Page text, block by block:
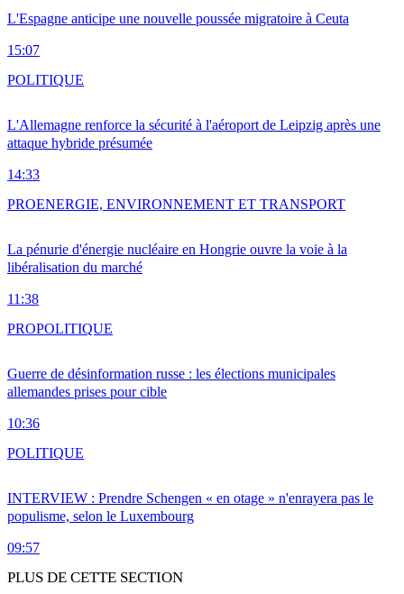
L'Espagne anticipe une nouvelle poussée migratoire à Ceuta
15:07
L'Allemagne renforce la sécurité à l'aéroport de Leipzig après une
attaque hybride présumée
14:33
POLITIQUE
La pénurie d'énergie nucléaire en Hongrie ouvre la voie à la
libéralisation du marché
11:38
PROENERGIE, ENVIRONNEMENT ET TRANSPORT
Guerre de désinformation russe : les élections municipales
allemandes prises pour cible
10:36
PROPOLITIQUE
INTERVIEW : Prendre Schengen « en otage » n'enrayera pas le
populisme, selon le Luxembourg
09:57
POLITIQUE
PLUS DE CETTE SECTION